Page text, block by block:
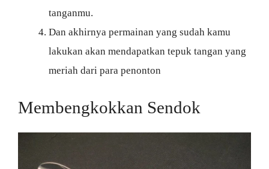
tanganmu.
Dan akhirnya permainan yang sudah kamu
lakukan akan mendapatkan tepuk tangan yang
meriah dari para penonton
Membengkokkan Sendok